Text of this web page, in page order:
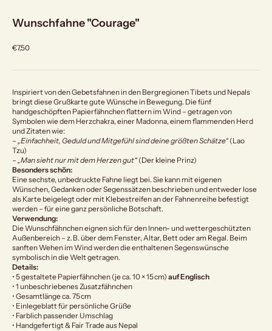
Wunschfahne "Courage"
Angebot
€7,50
Inspiriert von den Gebetsfahnen in den Bergregionen Tibets und Nepals
bringt diese Grußkarte gute Wünsche in Bewegung. Die fünf
handgeschöpften Papierfähnchen flattern im Wind – getragen von
Symbolen wie dem Herzchakra, einer Madonna, einem flammenden Herd
und Zitaten wie:
– „Einfachheit, Geduld und Mitgefühl sind deine größten Schätze“(Lao
Tzu)
– „Man sieht nur mit dem Herzen gut“(Der kleine Prinz)
Besonders schön:
Eine sechste, unbedruckte Fahne liegt bei. Sie kann mit eigenen
Wünschen, Gedanken oder Segenssätzen beschrieben und entweder lose
als Karte beigelegt oder mit Klebestreifen an der Fahnenreihe befestigt
werden – für eine ganz persönliche Botschaft.
Verwendung:
Die Wunschfähnchen eignen sich für den Innen- und wettergeschützten
Außenbereich – z. B. über dem Fenster, Altar, Bett oder am Regal. Beim
sanften Wehen im Wind werden die enthaltenen Segenswünsche
symbolisch in die Welt getragen.
Details:
• 5 gestaltete Papierfähnchen (je ca. 10 × 15 cm) auf Englisch
• 1 unbeschriebenes Zusatzfähnchen
• Gesamtlänge ca. 75 cm
• Einlegeblatt für persönliche Grüße
• Farblich passender Umschlag
• Handgefertigt & Fair Trade aus Nepal